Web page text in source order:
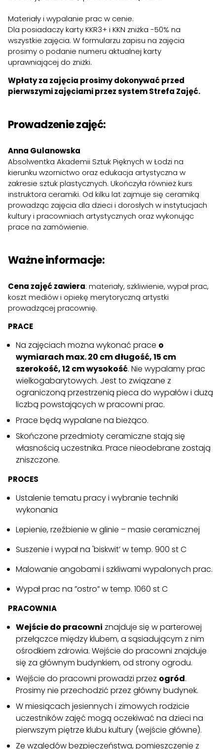
Materiały i wypalanie prac w cenie.
Dla posiadaczy karty KKR3+ i KKN zniżka -50% na
wszystkie zajęcia. W formularzu zapisu na zajęcia
prosimy o podanie numeru aktualnej karty
uprawniającej do zniżki.
Wpłaty za zajęcia prosimy dokonywać przed
pierwszymi zajęciami przez system Strefa Zajęć.
Prowadzenie zajęć:
Anna Gulanowska
Absolwentka Akademii Sztuk Pięknych w Łodzi na
kierunku wzornictwo oraz edukacja artystyczna w
zakresie sztuk plastycznych. Ukończyła również kurs
instruktora ceramiki. Od kilku lat zajmuje się ceramiką
prowadząc zajęcia dla dzieci i dorosłych w instytucjach
kultury i pracowniach artystycznych oraz wykonując
prace na zamówienie.
Ważne informacje:
Cena zajęć zawiera: materiały, szkliwienie, wypał prac,
koszt mediów i opiekę merytoryczną artystki
prowadzącej pracownię.
PRACE
Na zajęciach można wykonać prace o
wymiarach max. 20 cm długość, 15 cm
szerokość, 12 cm wysokość. Nie wypalamy prac
wielkogabarytowych. Jest to związane z
ograniczoną przestrzenią pieca do wypałów i dużą
liczbą powstających w pracowni prac.
Prace będą wypalane na bieżąco.
Skończone przedmioty ceramiczne stają się
własnością uczestnika. Prace nieodebrane zostają
zniszczone.
PROCES
Ustalenie tematu pracy i wybranie techniki
wykonania
Lepienie, rzeźbienie w glinie – masie ceramicznej
Suszenie i wypał na 'biskwit’ w temp. 900 st C
Malowanie angobami i szkliwami wypalonych prac.
Wypał prac na ”ostro” w temp. 1060 st C
PRACOWNIA
Wejście do pracowni znajduje się w parterowej
przełączce między klubem, a sąsiadującym z nim
ośrodkiem zdrowia. Wejście do pracowni znajduje
się za głównym budynkiem, od strony ogrodu.
Wejście do pracowni prowadzi przez ogród.
Prosimy nie przechodzić przez główny budynek.
W miesiącach jesiennych i zimowych rodzicie
uczestników zajęć mogą oczekiwać na dzieci na
pierwszym piętrze klubu kultury (wejście główne).
Ze względów bezpieczeństwa, pomieszczenie z